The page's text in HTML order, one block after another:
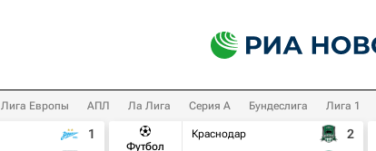
Лига Европы АПЛ Ла Лига Серия А Бундеслига Лига 1
1
Футбол
Краснодар
2